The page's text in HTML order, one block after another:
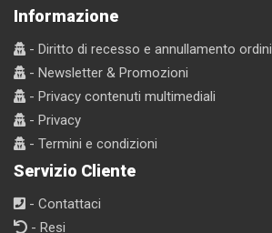
Informazione
- Diritto di recesso e annullamento ordini
- Newsletter & Promozioni
- Privacy contenuti multimediali
- Privacy
- Termini e condizioni
Servizio Cliente
- Contattaci
- Resi